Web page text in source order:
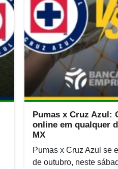
Pumas x Cruz Azul:
online em qualquer
MX
Pumas x Cruz Azul se
de outubro, neste